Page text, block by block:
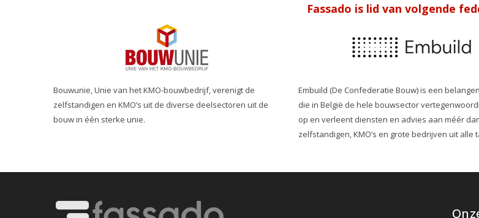
Fassado is lid van volgende
Bouwunie, Unie van het KMO-bouwbedrijf, verenigt de
zelfstandigen en KMO’s uit de diverse deelsectoren uit de
bouw in één sterke unie.
Embuild (De Confederatie Bouw) is een
die in België de hele bouwsector
op en verleent diensten en advies aan méér
zelfstandigen, KMO’s en grote bedrijven uit alle